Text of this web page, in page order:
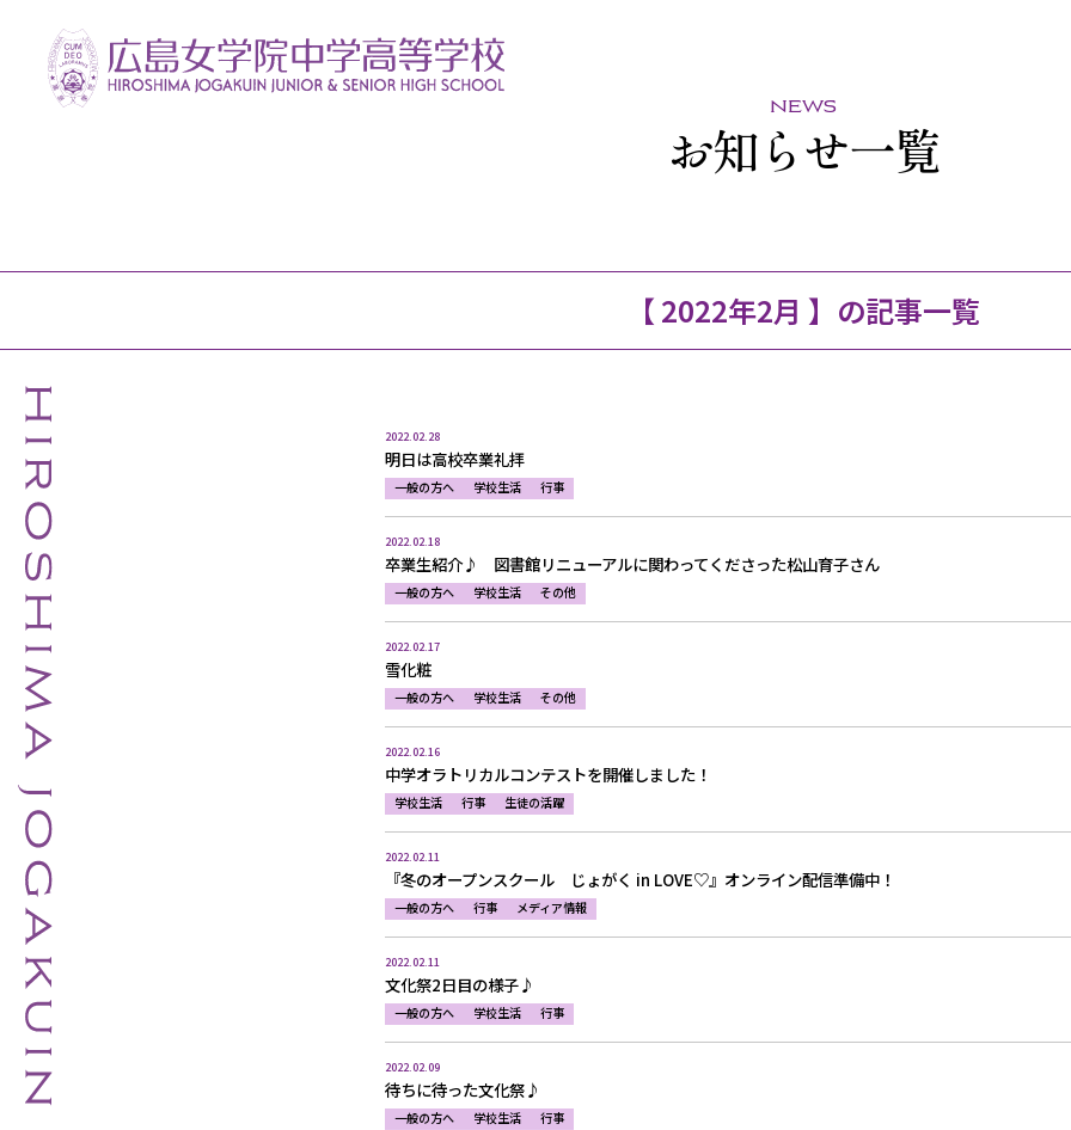
news
お知らせ一覧
【 2022年2月 】の記事一覧
2022.02.28
明日は高校卒業礼拝
一般の方へ 学校生活 行事
2022.02.18
卒業生紹介♪ 図書館リニューアルに関わってくださった松山育子さん
一般の方へ 学校生活 その他
2022.02.17
雪化粧
一般の方へ 学校生活 その他
2022.02.16
中学オラトリカルコンテストを開催しました！
学校生活 行事 生徒の活躍
2022.02.11
『冬のオープンスクール じょがく in LOVE♡』オンライン配信準備中！
一般の方へ 行事 メディア情報
2022.02.11
文化祭2日目の様子♪
一般の方へ 学校生活 行事
2022.02.09
待ちに待った文化祭♪
一般の方へ 学校生活 行事